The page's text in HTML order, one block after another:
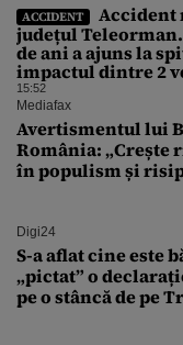
ACCIDENT
județul
de ani a ajuns la
impactul dintre 2
15:52
Mediafax
Avertismentul lui
România: „Crește
în populism și
Digi24
S-a aflat cine este
„pictat” o
pe o stâncă de pe